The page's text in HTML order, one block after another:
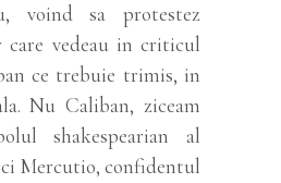
voind sa protestez
care vedeau in criticul
ce trebuie trimis, in
Nu Caliban, ziceam
shakespearian al
Mercutio, confidentul